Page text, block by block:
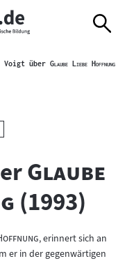
Voigt über "
Glaube Liebe Hoffnung"
"
Glaube
"(1993)
", erinnert sich an
er in der gegenwärtigen